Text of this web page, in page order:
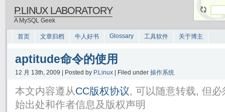
P.LINUX LABORATORY
A MySQL Geek
首页 文章归档 牛人好书 Glossary 工具软件 关于博主
aptitude命令的使用
12 月 13th, 2009 | Posted by P.Linux | Filed under 操作系统
本文内容遵从CC版权协议, 可以随意转载, 但
始出处和作者信息及版权声明